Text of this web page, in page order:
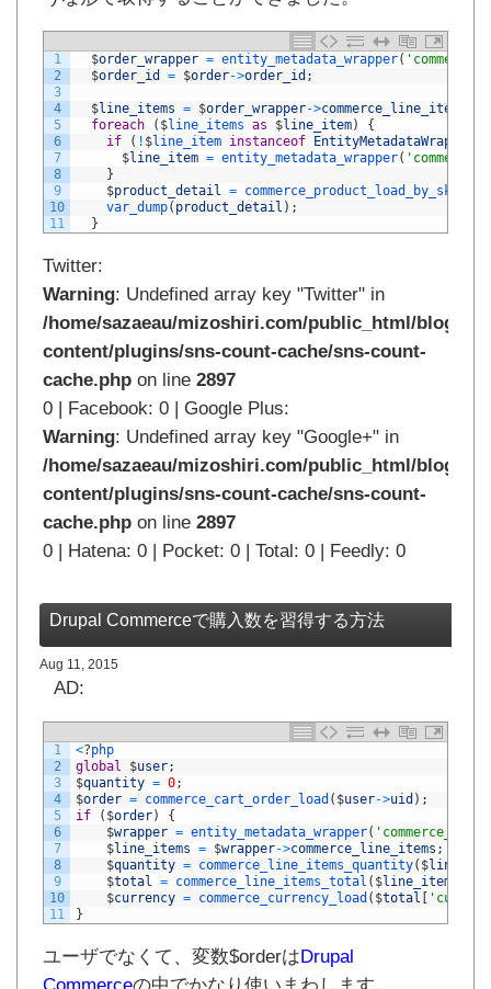
1
2
3
4
5
6
7
8
9
10
11
$order_wrapper = entity_metadata_wrapper(
$order_id = $order->order_id ;
$line_items = $order_wrapper->commerce_line_items
foreach
( $line_items as $line_item)
{
if
( ! $line_item instanceof EntityMetadataWrapper
$line_item = entity_metadata_wrapper(
}
$product_detail = commerce_product_load_by_sku
var_dump( product_detail ) ;
}
Twitter:
Warning: Undefined array key "Twitter" in
/home/sazaeau/mizoshiri.com/public_html/
content/plugins/sns-count-cache/sns-count-
cache.php on line 2897
0 | Facebook: 0 | Google Plus:
Warning: Undefined array key "Google+" in
/home/sazaeau/mizoshiri.com/public_html/
content/plugins/sns-count-cache/sns-count-
cache.php on line 2897
0 | Hatena: 0 | Pocket: 0 | Total: 0 | Feedly: 0
Drupal Commerceで購入数を習得する方法
Aug 11, 2015
AD:
1
2
3
4
5
6
7
8
9
10
11
<?php
global
$user;
$quantity = 0;
$order = commerce_cart_order_load ( $user->uid ) ;
if
( $order)
{
$wrapper = entity_metadata_wrapper(
$line_items = $wrapper->commerce_line_items ;
$quantity = commerce_line_items_quantity( $
$total = commerce_line_items_total ( $line_items
$currency = commerce_currency_load ( $total
}
ユーザでなくて、変数$orderはDrupal